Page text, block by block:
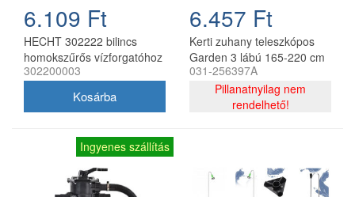
6.109 Ft
HECHT 302222 bilincs
homokszűrős vízforgatóhoz
302200003
6.457 Ft
Kerti zuhany teleszkópos
Garden 3 lábú 165-220 cm
ST
031-256397A
Pillanatnyilag nem
rendelhető!
Ingyenes szállítás